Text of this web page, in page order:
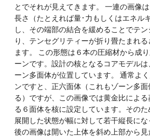
とでそれが見えてきます。 一連の画像
長さ（たとえれば量･力もしくはエネル
し、その端部の結合を緩めることでテ
り、テンセグリティーが折り畳たまれ
ます。 この形態は６本の圧縮材から成
ーンです。設計の核となるコアモデル
ーン多面体が位置しています。 通常よ
ンですと、正六面体（これもゾーン多面
る）ですが、この画像では黄金比によ
る６面体を核に設定しています。その
展開した状態が幅に対して若干縦長に
後の画像は開いた上体を斜め上部から見